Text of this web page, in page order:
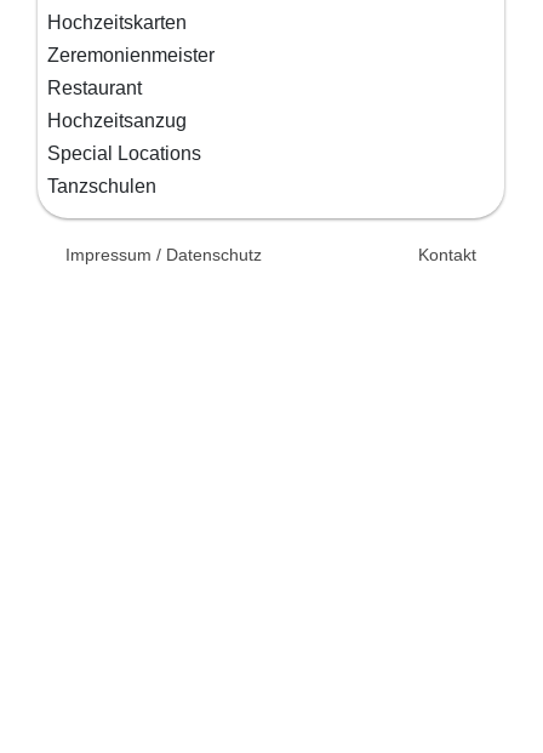
Hochzeitskarten
Zeremonienmeister
Restaurant
Hochzeitsanzug
Special Locations
Tanzschulen
Impressum / Datenschutz Kontakt
© 2026 Unsertag.de - Ihr